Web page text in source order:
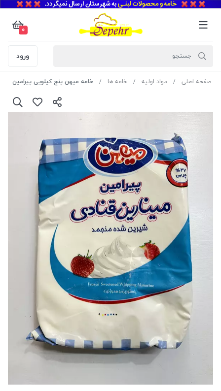
0
ورود
صفحه اصلی مواد اولیه خامه ها خامه میهن پنج کیلویی پیرامین